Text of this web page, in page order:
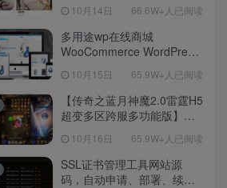
【源码+教程】
10月14日 66.6W+人已阅读
多用途wp在线商城
WooCommerce WordPress
10月15日 65.9W+人已阅读
【传奇之蓝月神魔2.0雷霆H5
超变多区跨服多功能版】三
理单机一键即玩镜像端-打包
Linux服务端源码-视频架设
教程
10月16日 65.9W+人已阅读
SSL证书管理工具网站源
码，自动申请、部署、续期